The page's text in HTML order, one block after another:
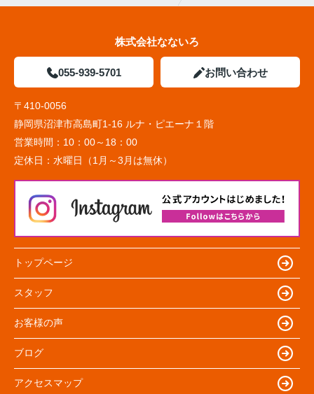
株式会社なないろ
055-939-5701 お問い合わせ
〒410-0056
静岡県沼津市高島町1-16 ルナ・ピエーナ１階
営業時間： 10：00～18：00
定休日： 水曜日（1月～3月は無休）
トップページ
スタッフ
お客様の声
ブログ
アクセスマップ